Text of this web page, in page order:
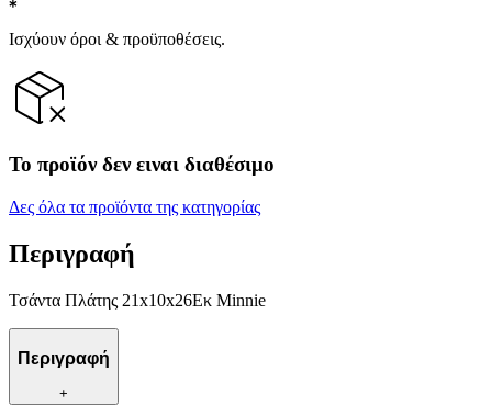
Ισχύουν όροι & προϋποθέσεις.
Το προϊόν δεν ειναι διαθέσιμο
Δες όλα τα προϊόντα της κατηγορίας
Περιγραφή
Τσάντα Πλάτης 21x10x26Εκ Minnie
Περιγραφή
+